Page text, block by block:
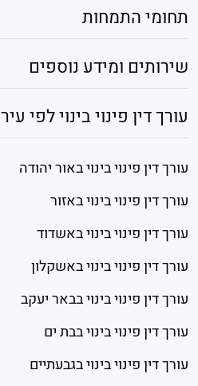
תחומי התמחות
שירותים ומידע נוספים
עורך דין פינוי בינוי לפי עיר
עורך דין פינוי בינוי באור יהודה
עורך דין פינוי בינוי באזור
עורך דין פינוי בינוי באשדוד
עורך דין פינוי בינוי באשקלון
עורך דין פינוי בינוי בבאר יעקב
עורך דין פינוי בינוי בבת ים
עורך דין פינוי בינוי בגבעתיים